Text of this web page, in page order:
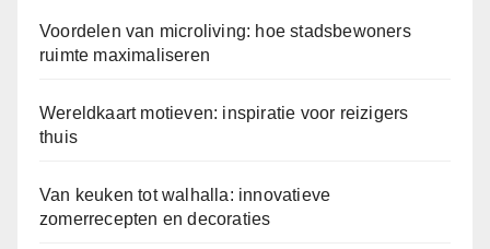
Voordelen van microliving: hoe stadsbewoners
ruimte maximaliseren
Wereldkaart motieven: inspiratie voor reizigers
thuis
Van keuken tot walhalla: innovatieve
zomerrecepten en decoraties